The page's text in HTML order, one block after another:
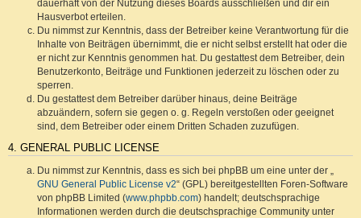
dauerhaft von der Nutzung dieses Boards ausschließen und dir ein
Hausverbot erteilen.
Du nimmst zur Kenntnis, dass der Betreiber keine Verantwortung für die
Inhalte von Beiträgen übernimmt, die er nicht selbst erstellt hat oder die
er nicht zur Kenntnis genommen hat. Du gestattest dem Betreiber, dein
Benutzerkonto, Beiträge und Funktionen jederzeit zu löschen oder zu
sperren.
Du gestattest dem Betreiber darüber hinaus, deine Beiträge
abzuändern, sofern sie gegen o. g. Regeln verstoßen oder geeignet
sind, dem Betreiber oder einem Dritten Schaden zuzufügen.
4. GENERAL PUBLIC LICENSE
Du nimmst zur Kenntnis, dass es sich bei phpBB um eine unter der „
GNU General Public License v2“ (GPL) bereitgestellten Foren-Software
von phpBB Limited (www.phpbb.com) handelt; deutschsprachige
Informationen werden durch die deutschsprachige Community unter